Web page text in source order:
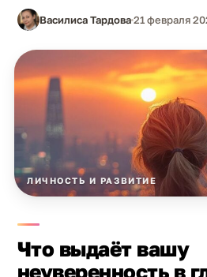
Василиса Тардова21 февраля
ЛИЧНОСТЬ И РАЗВИТИЕ
Что выдаёт вашу
неуверенность в